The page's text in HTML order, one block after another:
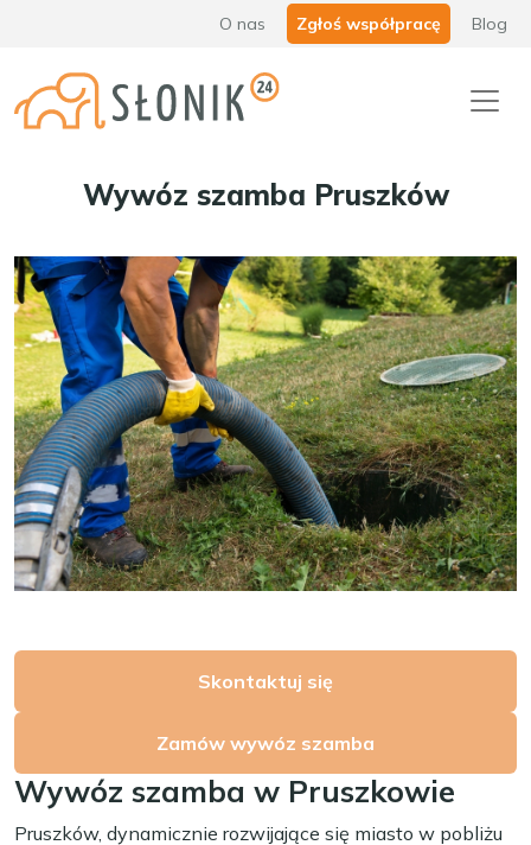
O nas Zgłoś współpracę Blog
Wywóz szamba Pruszków
Skontaktuj się
Zamów wywóz szamba
Wywóz szamba w Pruszkowie
Pruszków, dynamicznie rozwijające się miasto w pobliżu